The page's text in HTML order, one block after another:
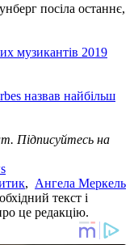
посіла останнє,
музикантів 2019
назвав найбільш
Підписуйтесь на
, Ангела Меркель
текст і
це редакцію.